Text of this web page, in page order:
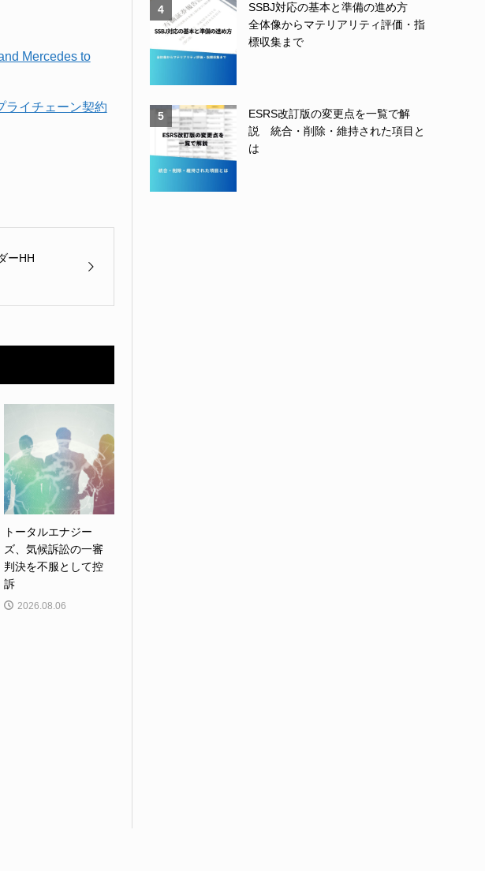
Mercedes to
ライチェーン契約
ーHH
トータルエナジー
ズ、気候訴訟の一審
判決を不服として控
訴
2026.08.06
4
SSBJ対応の基本と準備の進め方
全体像からマテリアリティ評価・指
標収集まで
5
ESRS改訂版の変更点を一覧で解
説 統合・削除・維持された項目と
は